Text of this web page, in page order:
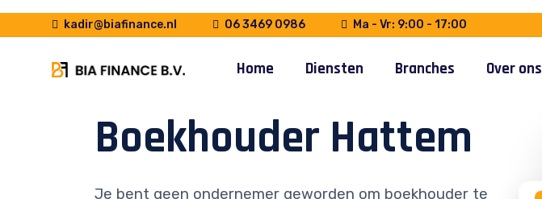
kadir@biafinance.nl 06 3469 0986 Ma - Vr: 9:00 - 17:00
Home Diensten Branches Over ons
Boekhouder Hattem
Je bent geen ondernemer geworden om boekhouder te